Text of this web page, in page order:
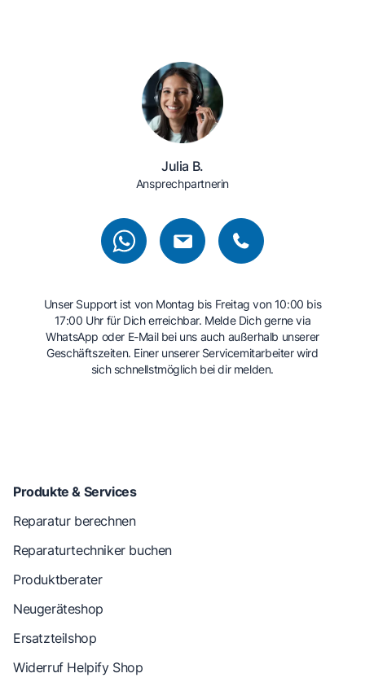
Julia B.
Ansprechpartnerin
Unser Support ist von Montag bis Freitag von 10:00 bis
17:00 Uhr für Dich erreichbar. Melde Dich gerne via
WhatsApp oder E-Mail bei uns auch außerhalb unserer
Geschäftszeiten. Einer unserer Servicemitarbeiter wird
sich schnellstmöglich bei dir melden.
Produkte & Services
Reparatur berechnen
Reparaturtechniker buchen
Produktberater
Neugeräteshop
Ersatzteilshop
Widerruf Helpify Shop